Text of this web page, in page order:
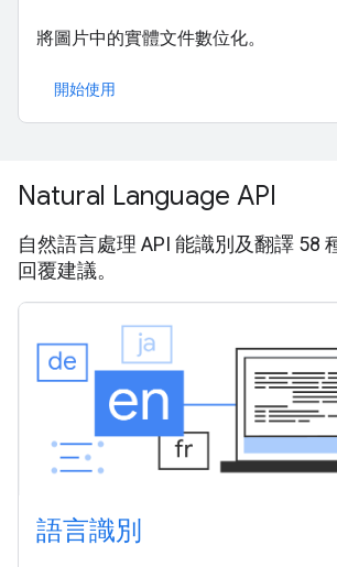
將圖片中的實體文件數位化。
開始使用
Natural Language API
自然語言處理 API 能識別及翻譯 58
回覆建議。
語言識別